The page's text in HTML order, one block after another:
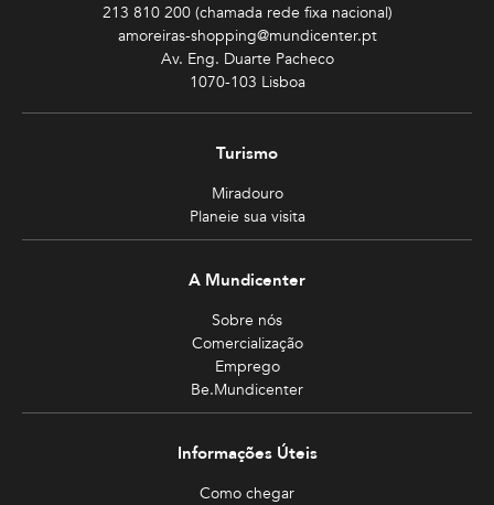
213 810 200 (chamada rede fixa nacional)
amoreiras-shopping@mundicenter.pt
Av. Eng. Duarte Pacheco
1070-103 Lisboa
Turismo
Miradouro
Planeie sua visita
A Mundicenter
Sobre nós
Comercialização
Emprego
Be.Mundicenter
Informações Úteis
Como chegar